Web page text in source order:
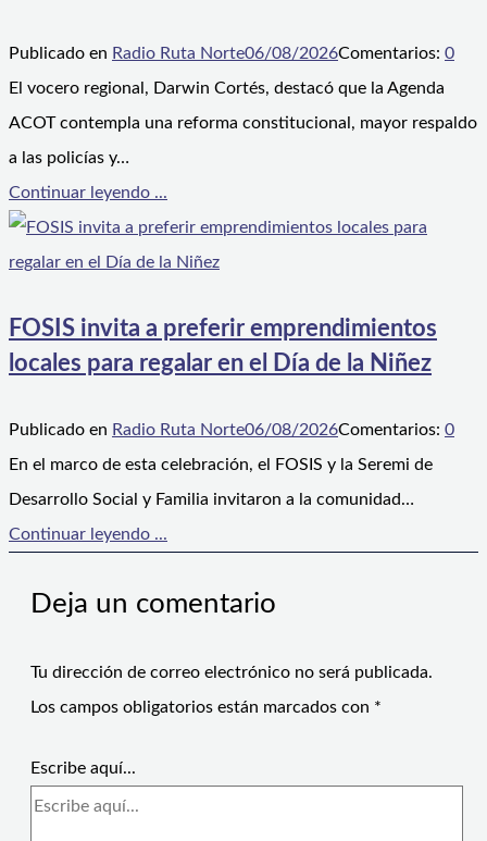
Publicado en Radio Ruta Norte06/08/2026Comentarios: 0
El vocero regional, Darwin Cortés, destacó que la Agenda
ACOT contempla una reforma constitucional, mayor respaldo
a las policías y…
Continuar leyendo ...
FOSIS invita a preferir emprendimientos
locales para regalar en el Día de la Niñez
Publicado en Radio Ruta Norte06/08/2026Comentarios: 0
En el marco de esta celebración, el FOSIS y la Seremi de
Desarrollo Social y Familia invitaron a la comunidad…
Continuar leyendo ...
Deja un comentario
Tu dirección de correo electrónico no será publicada.
Los campos obligatorios están marcados con *
Escribe aquí...